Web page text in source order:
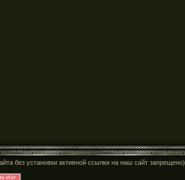
без установки активной ссылки на наш сайт запрещено)